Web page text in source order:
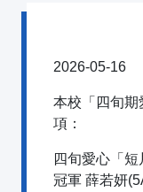
2026-05-16
本校「四旬期
項：
四旬愛心「
冠軍 薛若妍